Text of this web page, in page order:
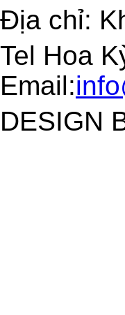
Địa chỉ:
Tel Hoa
Email:
DESIGN